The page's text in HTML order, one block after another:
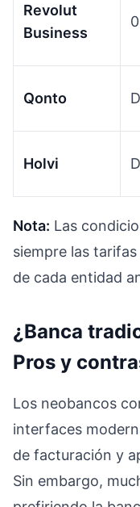
Revolut
Business
Qonto
Holvi
Nota: Las
siempre las
de cada entidad
¿Banca
Pros y
Los neobancos
interfaces
de facturación y
Sin embargo,